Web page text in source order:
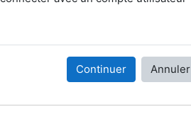
Continuer Annuler